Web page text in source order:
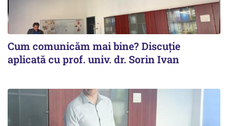
Cum comunicăm mai bine? Discuție
aplicată cu prof. univ. dr. Sorin Ivan